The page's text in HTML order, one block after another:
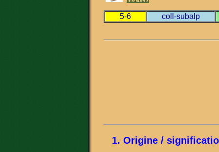
5-6 coll-subalp
Origine /